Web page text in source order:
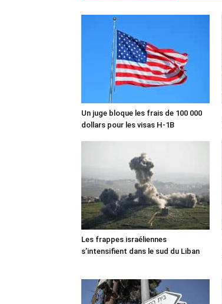
Un juge bloque les frais de 100 000
dollars pour les visas H-1B
Les frappes israéliennes
s’intensifient dans le sud du Liban